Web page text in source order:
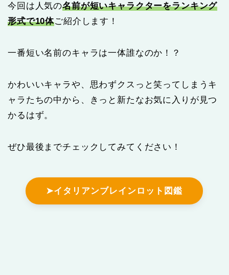
今回は人気の名前が短いキャラクターをランキング
形式で10体ご紹介します！
一番短い名前のキャラは一体誰なのか！？
かわいいキャラや、思わずクスっと笑ってしまうキ
ャラたちの中から、きっと新たなお気に入りが見つ
かるはず。
ぜひ最後までチェックしてみてください！
➤イタリアンブレインロット図鑑